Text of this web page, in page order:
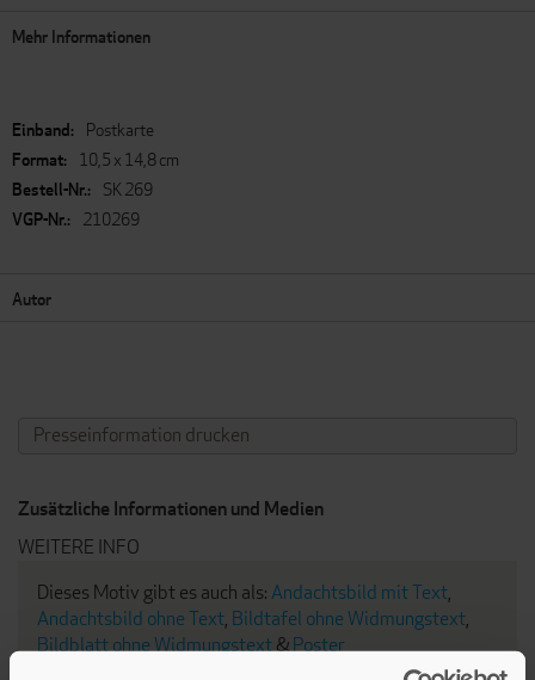
Mehr Informationen
Mehr
Informationen
Postkarte
10,5 x 14,8 cm
SK 269
210269
Autor
Presseinformation drucken
Zusätzliche Informationen und Medien
WEITERE INFO
Dieses Motiv gibt es auch als:Andachtsbild mit Text,
Andachtsbild ohne Text, Bildtafel ohne Widmungstext,
Bildblatt ohne Widmungstext&Poster